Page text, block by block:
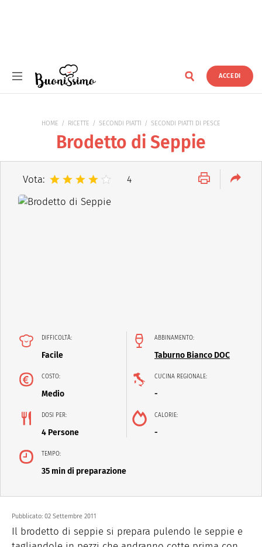
ACCEDI
HOME RICETTE SECONDI PIATTI SECONDI PIATTI DI PESCE
Brodetto di Seppie
Vota: 4
DIFFICOLTÀ:
Facile
ABBINAMENTO:
Taburno Bianco DOC
COSTO:
Medio
CUCINA REGIONALE:
-
DOSI PER:
4 Persone
CALORIE:
-
TEMPO:
35 min di preparazione
Pubblicato: 02 Settembre 2011
Il brodetto di seppie si prepara pulendo le seppie e